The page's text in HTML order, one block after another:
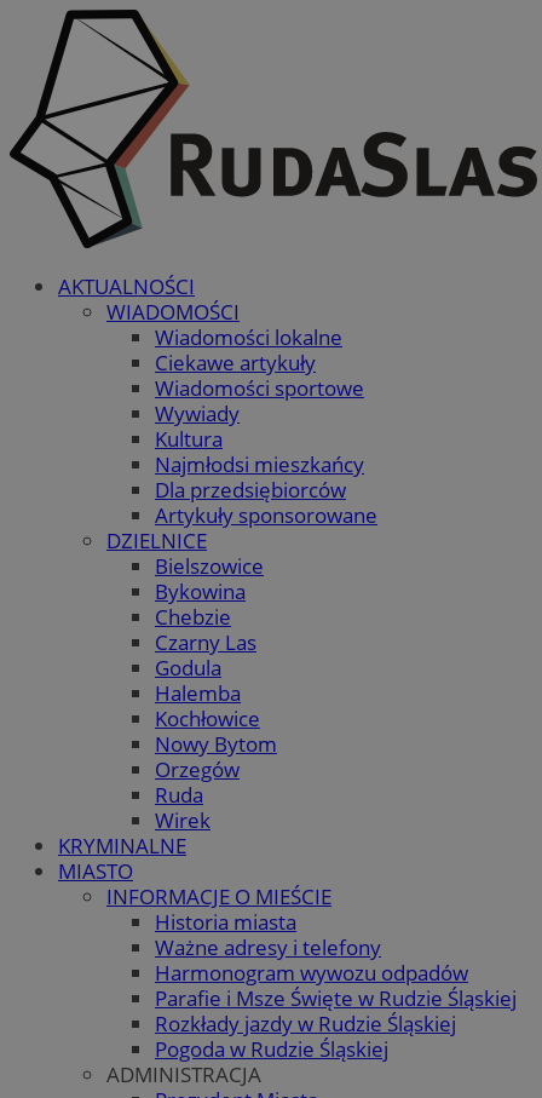
AKTUALNOŚCI
WIADOMOŚCI
Wiadomości lokalne
Ciekawe artykuły
Wiadomości sportowe
Wywiady
Kultura
Najmłodsi mieszkańcy
Dla przedsiębiorców
Artykuły sponsorowane
DZIELNICE
Bielszowice
Bykowina
Chebzie
Czarny Las
Godula
Halemba
Kochłowice
Nowy Bytom
Orzegów
Ruda
Wirek
KRYMINALNE
MIASTO
INFORMACJE O MIEŚCIE
Historia miasta
Ważne adresy i telefony
Harmonogram wywozu odpadów
Parafie i Msze Święte w Rudzie Śląskiej
Rozkłady jazdy w Rudzie Śląskiej
Pogoda w Rudzie Śląskiej
ADMINISTRACJA